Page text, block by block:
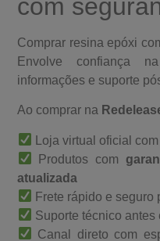
com
Comprar resina epóxi
Envolve confiança
informações e suporte
Ao comprar na
Loja virtual oficial
Produtos com
atualizada
Frete rápido e seguro
Suporte técnico antes
Canal direto com